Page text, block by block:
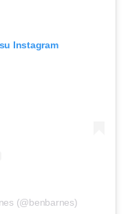
Instagram
(@benbarnes)